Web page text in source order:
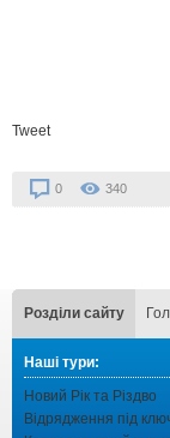
Tweet
0 340
Розділи сайту
Наші тури:
Новий Рік та Різдво
Відрядження під